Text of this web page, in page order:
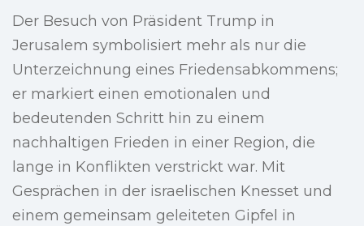
Der Besuch von Präsident Trump in
Jerusalem symbolisiert mehr als nur die
Unterzeichnung eines Friedensabkommens;
er markiert einen emotionalen und
bedeutenden Schritt hin zu einem
nachhaltigen Frieden in einer Region, die
lange in Konflikten verstrickt war. Mit
Gesprächen in der israelischen Knesset und
einem gemeinsam geleiteten Gipfel in